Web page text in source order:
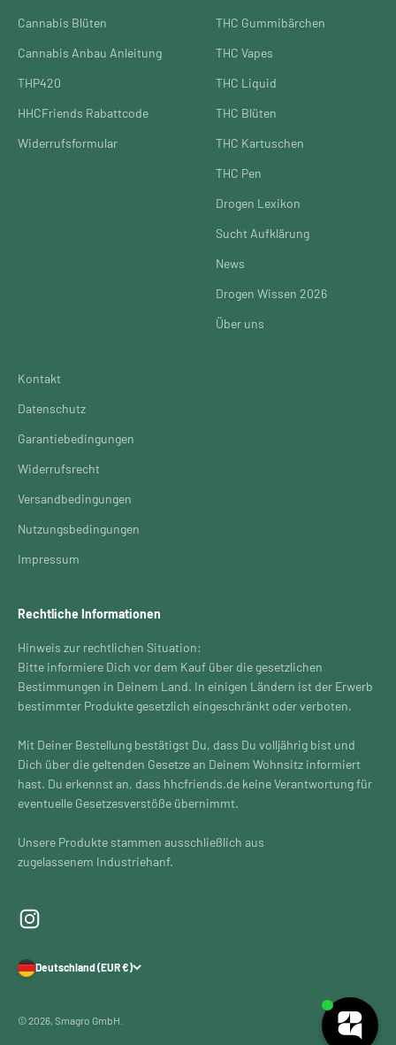
Cannabis Blüten
Cannabis Anbau Anleitung
THP420
HHCFriends Rabattcode
Widerrufsformular
THC Gummibärchen
THC Vapes
THC Liquid
THC Blüten
THC Kartuschen
THC Pen
Drogen Lexikon
Sucht Aufklärung
News
Drogen Wissen 2026
Über uns
Kontakt
Datenschutz
Garantiebedingungen
Widerrufsrecht
Versandbedingungen
Nutzungsbedingungen
Impressum
Rechtliche Informationen
Hinweis zur rechtlichen Situation:
Bitte informiere Dich vor dem Kauf über die gesetzlichen
Bestimmungen in Deinem Land. In einigen Ländern ist der Erwerb
bestimmter Produkte gesetzlich eingeschränkt oder verboten.
Mit Deiner Bestellung bestätigst Du, dass Du volljährig bist und
Dich über die geltenden Gesetze an Deinem Wohnsitz informiert
hast. Du erkennst an, dass hhcfriends.de keine Verantwortung für
eventuelle Gesetzesverstöße übernimmt.
Unsere Produkte stammen ausschließlich aus
zugelassenem Industriehanf.
Deutschland (EUR €)
© 2026, Smagro GmbH.